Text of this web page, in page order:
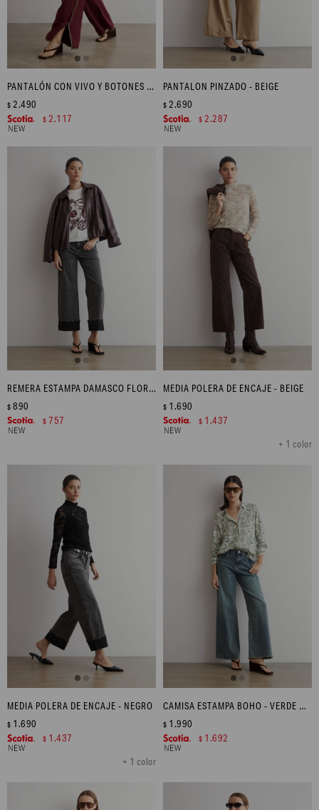
PANTALÓN CON VIVO Y BOTONES LATERALES - CIRUELA
$ 2.490
$ 2.117
PANTALON PINZADO - BEIGE
$ 2.690
$ 2.287
REMERA ESTAMPA DAMASCO FLORAL - BLANCO
$ 890
$ 757
MEDIA POLERA DE ENCAJE - BEIGE
+ 1 color
$ 1.690
$ 1.437
MEDIA POLERA DE ENCAJE - NEGRO
+ 1 color
$ 1.690
$ 1.437
CAMISA ESTAMPA BOHO - VERDE OLIVA
$ 1.990
$ 1.692